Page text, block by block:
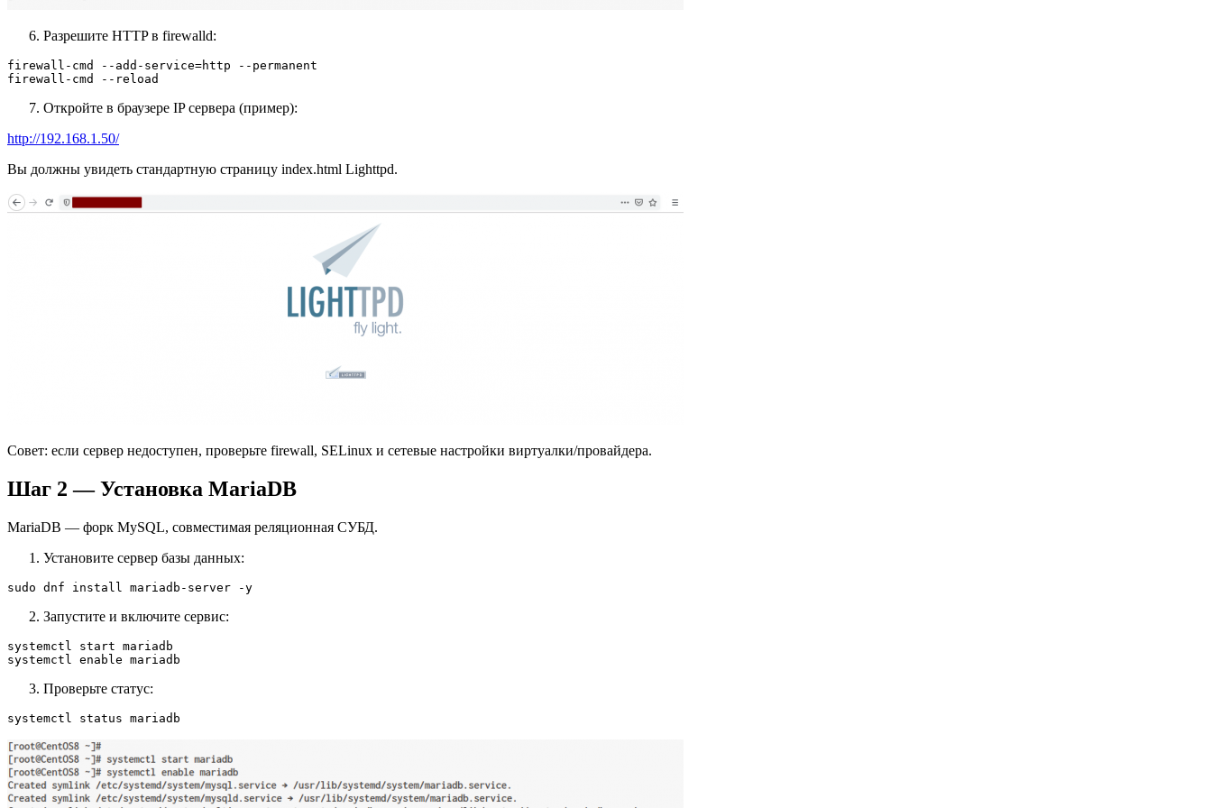
Разрешите HTTP в firewalld:
firewall-cmd --add-service=http --permanent
firewall-cmd --reload
Откройте в браузере IP сервера (пример):
http://192.168.1.50/
Вы должны увидеть стандартную страницу index.html Lighttpd.
Совет: если сервер недоступен, проверьте firewall, SELinux и сетевые настройки виртуалки/провайдера.
Шаг 2 — Установка MariaDB
MariaDB — форк MySQL, совместимая реляционная СУБД.
Установите сервер базы данных:
sudo dnf install mariadb-server -y
Запустите и включите сервис:
systemctl start mariadb
systemctl enable mariadb
Проверьте статус:
systemctl status mariadb